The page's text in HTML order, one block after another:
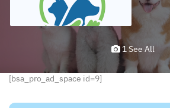
1 See All
[bsa_pro_ad_space id=9]